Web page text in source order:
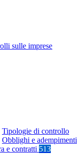
sulle imprese
Tipologie di controllo
Obblighi e adempimenti
e contratti 513